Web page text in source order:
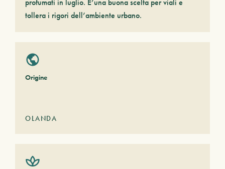
profumati in luglio. E’una buona scelta per viali e
tollera i rigori dell’ambiente urbano.
Origine
OLANDA